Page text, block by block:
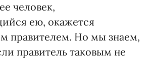
человек,
ею, окажется
правителем. Но мы знаем,
правитель таковым не